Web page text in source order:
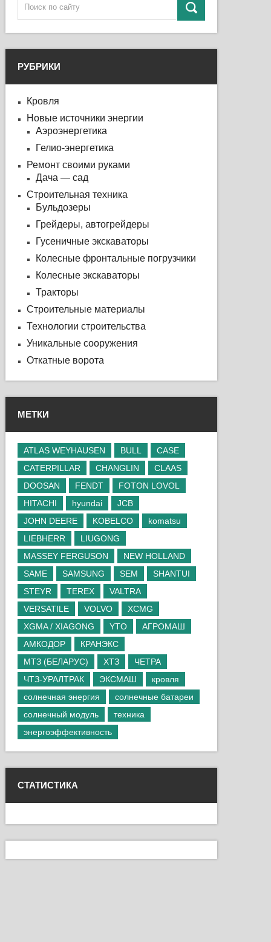
РУБРИКИ
Кровля
Новые источники энергии
Аэроэнергетика
Гелио-энергетика
Ремонт своими руками
Дача — сад
Строительная техника
Бульдозеры
Грейдеры, автогрейдеры
Гусеничные экскаваторы
Колесные фронтальные погрузчики
Колесные экскаваторы
Тракторы
Строительные материалы
Технологии строительства
Уникальные сооружения
Откатные ворота
МЕТКИ
ATLAS WEYHAUSEN BULL
CASE
CATERPILLAR
CHANGLIN
CLAAS
DOOSAN
FENDT
FOTON LOVOL
HITACHI
hyundai
JCB
JOHN DEERE
KOBELCO
komatsu
LIEBHERR
LIUGONG
MASSEY FERGUSON
NEW HOLLAND
SAME
SAMSUNG SEM
SHANTUI
STEYR
TEREX
VALTRA
VERSATILE
VOLVO
XCMG
XGMA / XIAGONG
YTO
АГРОМАШ
АМКОДОР
КРАНЭКС
МТЗ (БЕЛАРУС)
ХТЗ
ЧЕТРА
ЧТЗ-УРАЛТРАК
ЭКСМАШ
кровля
солнечная энергия
солнечные батареи
солнечный модуль
техника
энергоэффективность
СТАТИСТИКА